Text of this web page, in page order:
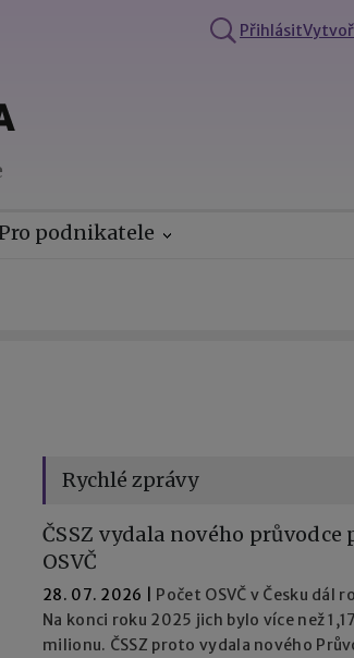
Přihlásit
podnikatele
Rychlé zprávy
ČSSZ vydala nového průvodce
OSVČ
28. 07. 2026
Počet OSVČ v Česku dál
Na konci roku 2025 jich bylo více než 1,17
milionu. ČSSZ proto vydala nového